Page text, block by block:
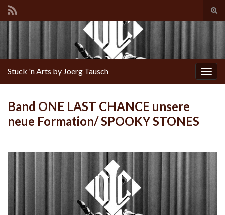
Stuck 'n Arts by Joerg Tausch
Band ONE LAST CHANCE unsere
neue Formation/ SPOOKY STONES